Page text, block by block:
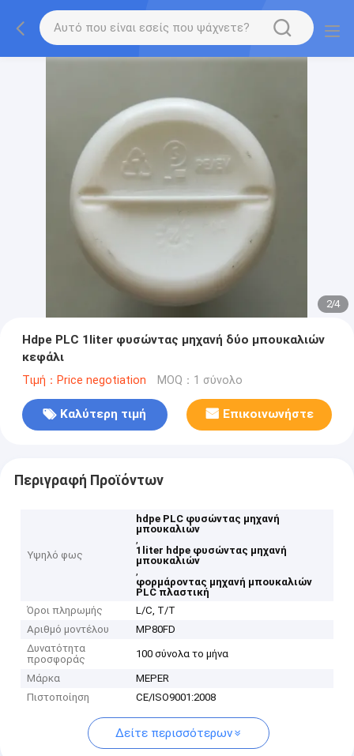
2/4
Hdpe PLC 1liter φυσώντας μηχανή δύο μπουκαλιών
κεφάλι
Τιμή：Price negotiation MOQ：1 σύνολο
Καλύτερη τιμή Επικοινωνήστε
Περιγραφή Προϊόντων
Υψηλό φως
hdpe PLC φυσώντας μηχανή
μπουκαλιών
,
1liter hdpe φυσώντας μηχανή
μπουκαλιών
,
φορμάροντας μηχανή μπουκαλιών
PLC πλαστική
Όροι πληρωμής
L/C, T/T
Αριθμό μοντέλου
MP80FD
Δυνατότητα
προσφοράς
100 σύνολα το μήνα
Μάρκα
MEPER
Πιστοποίηση
CE/ISO9001:2008
Δείτε περισσότερων